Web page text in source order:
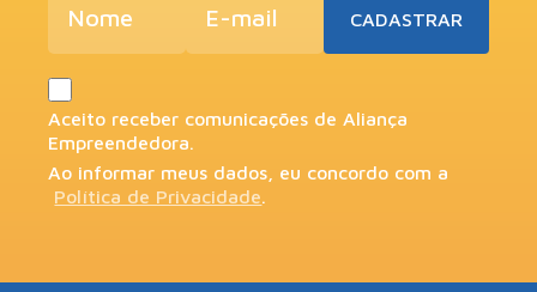
Aceito receber comunicações de Aliança
Empreendedora.
Ao informar meus dados, eu concordo com a
Política de Privacidade.